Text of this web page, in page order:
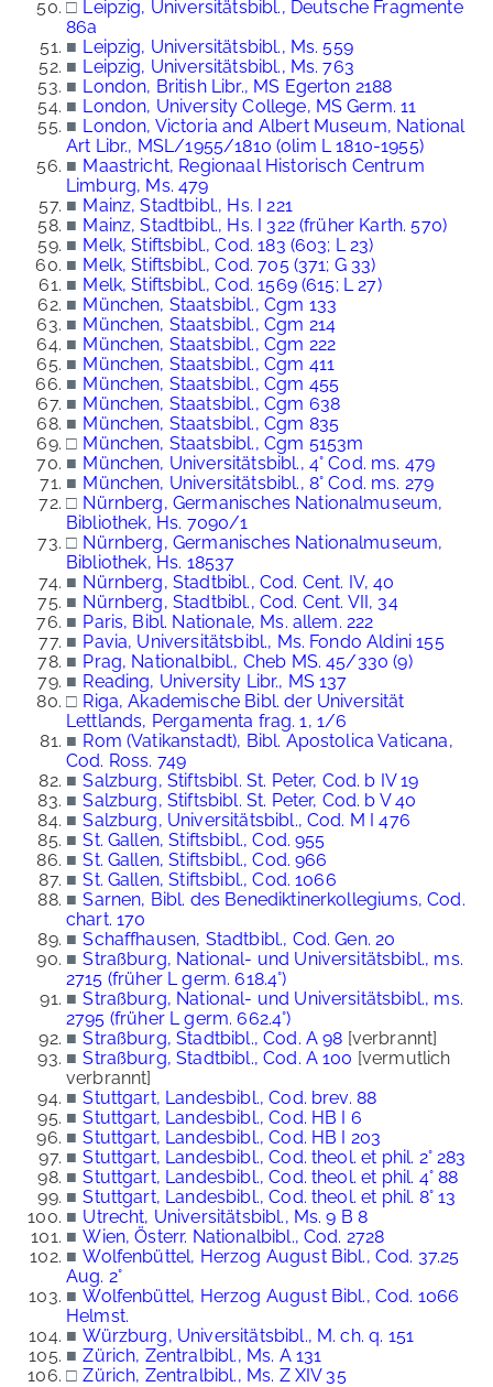
□ Leipzig, Universitätsbibl., Deutsche Fragmente
86a
■ Leipzig, Universitätsbibl., Ms. 559
■ Leipzig, Universitätsbibl., Ms. 763
■ London, British Libr., MS Egerton 2188
■ London, University College, MS Germ. 11
■ London, Victoria and Albert Museum, National
Art Libr., MSL/1955/1810 (olim L 1810-1955)
■ Maastricht, Regionaal Historisch Centrum
Limburg, Ms. 479
■ Mainz, Stadtbibl., Hs. I 221
■ Mainz, Stadtbibl., Hs. I 322 (früher Karth. 570)
■ Melk, Stiftsbibl., Cod. 183 (603; L 23)
■ Melk, Stiftsbibl., Cod. 705 (371; G 33)
■ Melk, Stiftsbibl., Cod. 1569 (615; L 27)
■ München, Staatsbibl., Cgm 133
■ München, Staatsbibl., Cgm 214
■ München, Staatsbibl., Cgm 222
■ München, Staatsbibl., Cgm 411
■ München, Staatsbibl., Cgm 455
■ München, Staatsbibl., Cgm 638
■ München, Staatsbibl., Cgm 835
□ München, Staatsbibl., Cgm 5153m
■ München, Universitätsbibl., 4° Cod. ms. 479
■ München, Universitätsbibl., 8° Cod. ms. 279
□ Nürnberg, Germanisches Nationalmuseum,
Bibliothek, Hs. 7090/1
□ Nürnberg, Germanisches Nationalmuseum,
Bibliothek, Hs. 18537
■ Nürnberg, Stadtbibl., Cod. Cent. IV, 40
■ Nürnberg, Stadtbibl., Cod. Cent. VII, 34
■ Paris, Bibl. Nationale, Ms. allem. 222
■ Pavia, Universitätsbibl., Ms. Fondo Aldini 155
■ Prag, Nationalbibl., Cheb MS. 45/330 (9)
■ Reading, University Libr., MS 137
□ Riga, Akademische Bibl. der Universität
Lettlands, Pergamenta frag. 1, 1/6
■ Rom (Vatikanstadt), Bibl. Apostolica Vaticana,
Cod. Ross. 749
■ Salzburg, Stiftsbibl. St. Peter, Cod. b IV 19
■ Salzburg, Stiftsbibl. St. Peter, Cod. b V 40
■ Salzburg, Universitätsbibl., Cod. M I 476
■ St. Gallen, Stiftsbibl., Cod. 955
■ St. Gallen, Stiftsbibl., Cod. 966
■ St. Gallen, Stiftsbibl., Cod. 1066
■ Sarnen, Bibl. des Benediktinerkollegiums, Cod.
chart. 170
■ Schaffhausen, Stadtbibl., Cod. Gen. 20
■ Straßburg, National- und Universitätsbibl., ms.
2715 (früher L germ. 618.4°)
■ Straßburg, National- und Universitätsbibl., ms.
2795 (früher L germ. 662.4°)
■ Straßburg, Stadtbibl., Cod. A 98 [verbrannt]
■ Straßburg, Stadtbibl., Cod. A 100 [vermutlich
verbrannt]
■ Stuttgart, Landesbibl., Cod. brev. 88
■ Stuttgart, Landesbibl., Cod. HB I 6
■ Stuttgart, Landesbibl., Cod. HB I 203
■ Stuttgart, Landesbibl., Cod. theol. et phil. 2° 283
■ Stuttgart, Landesbibl., Cod. theol. et phil. 4° 88
■ Stuttgart, Landesbibl., Cod. theol. et phil. 8° 13
■ Utrecht, Universitätsbibl., Ms. 9 B 8
■ Wien, Österr. Nationalbibl., Cod. 2728
■ Wolfenbüttel, Herzog August Bibl., Cod. 37.25
Aug. 2°
■ Wolfenbüttel, Herzog August Bibl., Cod. 1066
Helmst.
■ Würzburg, Universitätsbibl., M. ch. q. 151
■ Zürich, Zentralbibl., Ms. A 131
□ Zürich, Zentralbibl., Ms. Z XIV 35